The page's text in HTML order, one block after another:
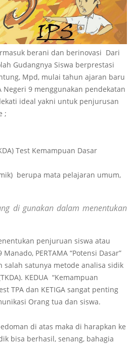
berani dan berinovasi Dari
Gudangnya Siswa berprestasi
Mpd, mulai tahun ajaran baru
Negeri 9 menggunakan pendekatan
ideal yakni untuk penjurusan
;
Test Kemampuan Dasar
berupa mata pelajaran umum,
di gunakan dalam menentukan
penjuruan siswa atau
PERTAMA “Potensi Dasar”
salah satunya metode analisa sidik
KEDUA “Kemampuan
TPA dan KETIGA sangat penting
Orang tua dan siswa.
di atas maka di harapkan ke
bisa berhasil, senang, bahagia